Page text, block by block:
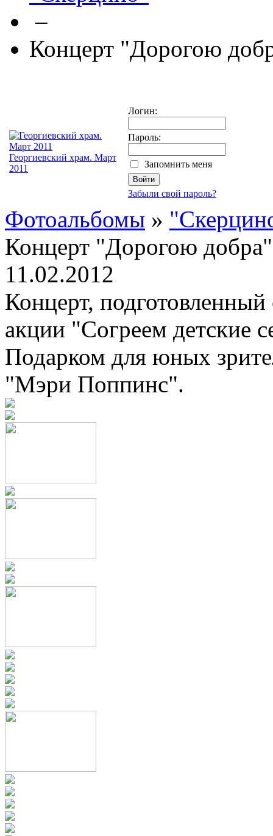
–
Концерт "Дорогою
Георгиевский храм. Март
2011
Логин:
Пароль:
Запомнить меня
Забыли свой пароль?
Фотоальбомы »
Концерт "Дорогою добра"
11.02.2012
Концерт,
акции "Согреем детские
Подарком для юных
"Мэри Поппинс".